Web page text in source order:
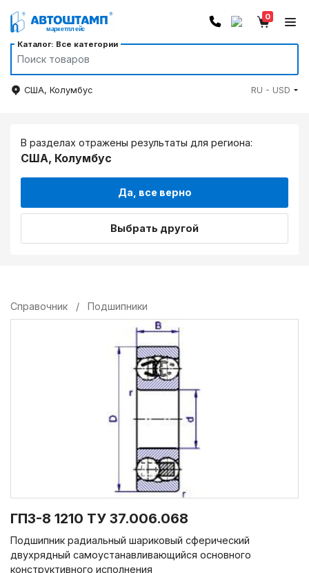
Каталог: Все категории
0
США, Колумбус RU - USD
В разделах отражены результаты для региона:
США, Колумбус
Да, все верно
Выбрать другой
Справочник / Подшипники
ГПЗ-8 1210 ТУ 37.006.068
Подшипник радиальный шариковый сферический
двухрядный самоустанавливающийся основного
конструктивного исполнения